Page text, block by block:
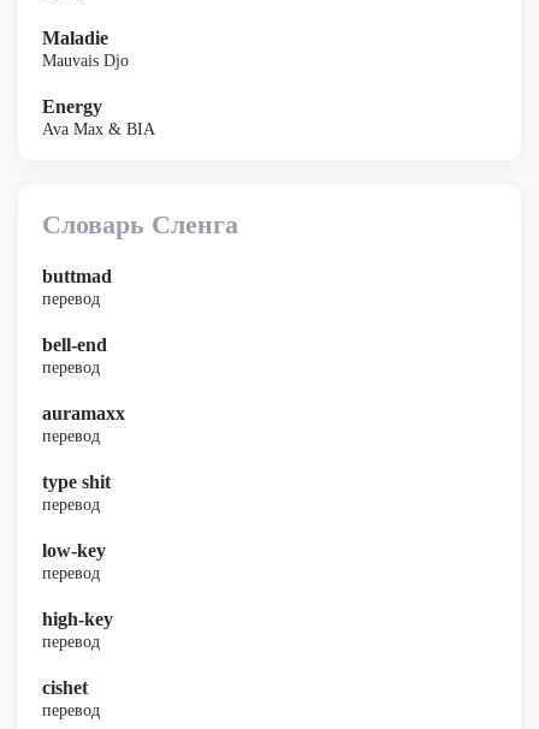
Maladie
Mauvais Djo
Energy
Ava Max & BIA
Словарь Сленга
buttmad
перевод
bell-end
перевод
auramaxx
перевод
type shit
перевод
low-key
перевод
high-key
перевод
cishet
перевод